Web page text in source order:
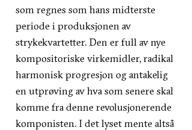
som regnes som hans midterste
periode i produksjonen av
strykekvartetter. Den er full av nye
kompositoriske virkemidler, radikal
harmonisk progresjon og antakelig
en utprøving av hva som senere skal
komme fra denne revolusjonerende
komponisten. I det lyset mente altså